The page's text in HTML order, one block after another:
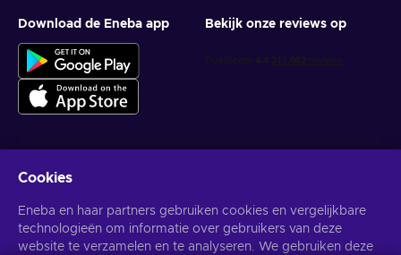
Download de Eneba app Bekijk onze reviews op
Krijg gepersonaliseerde gameaanbiedingen
Abonneer
U kunt zich op elk gewenst moment afmelden. Bezoek dePrivacy
Cookies
Eneba en haar partners gebruiken cookies en vergelijkbare
technologieën om informatie over gebruikers van deze
website te verzamelen en te analyseren. We gebruiken deze